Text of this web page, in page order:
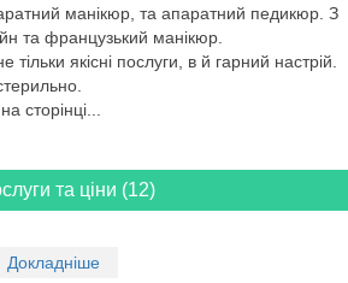
манікюр, та апаратний педикюр. З
та французький манікюр.
якісні послуги, в й гарний настрій.
сторінці...
та ціни (12)
Докладніше